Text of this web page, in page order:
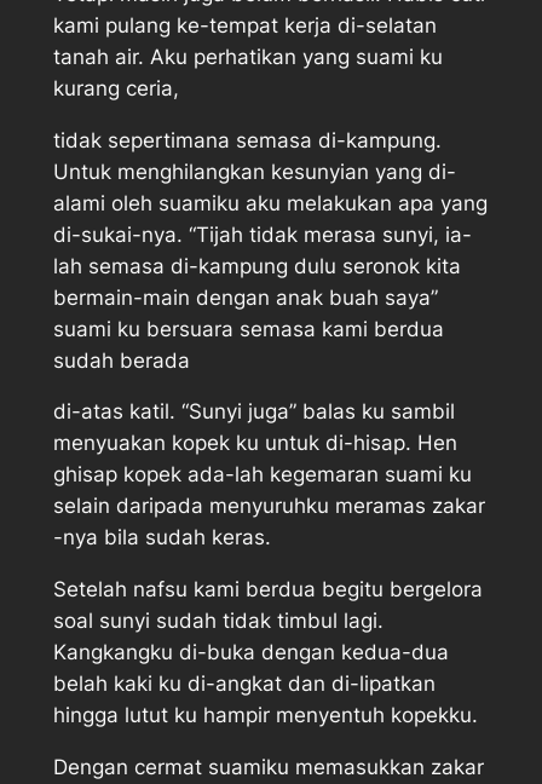
kami pulang ke-tempat kerja di-selatan
tanah air. Aku perhatikan yang suami ku
kurang ceria,
tidak sepertimana semasa di-kampung.
Untuk menghilangkan kesunyian yang di-
alami oleh suamiku aku melakukan apa yang
di-sukai-nya. “Tijah tidak merasa sunyi, ia-
lah semasa di-kampung dulu seronok kita
bermain-main dengan anak buah saya”
suami ku bersuara semasa kami berdua
sudah berada
di-atas katil. “Sunyi juga” balas ku sambil
menyuakan kopek ku untuk di-hisap. Hen
ghisap kopek ada-lah kegemaran suami ku
selain daripada menyuruhku meramas zakar
-nya bila sudah keras.
Setelah nafsu kami berdua begitu bergelora
soal sunyi sudah tidak timbul lagi.
Kangkangku di-buka dengan kedua-dua
belah kaki ku di-angkat dan di-lipatkan
hingga lutut ku hampir menyentuh kopekku.
Dengan cermat suamiku memasukkan zakar